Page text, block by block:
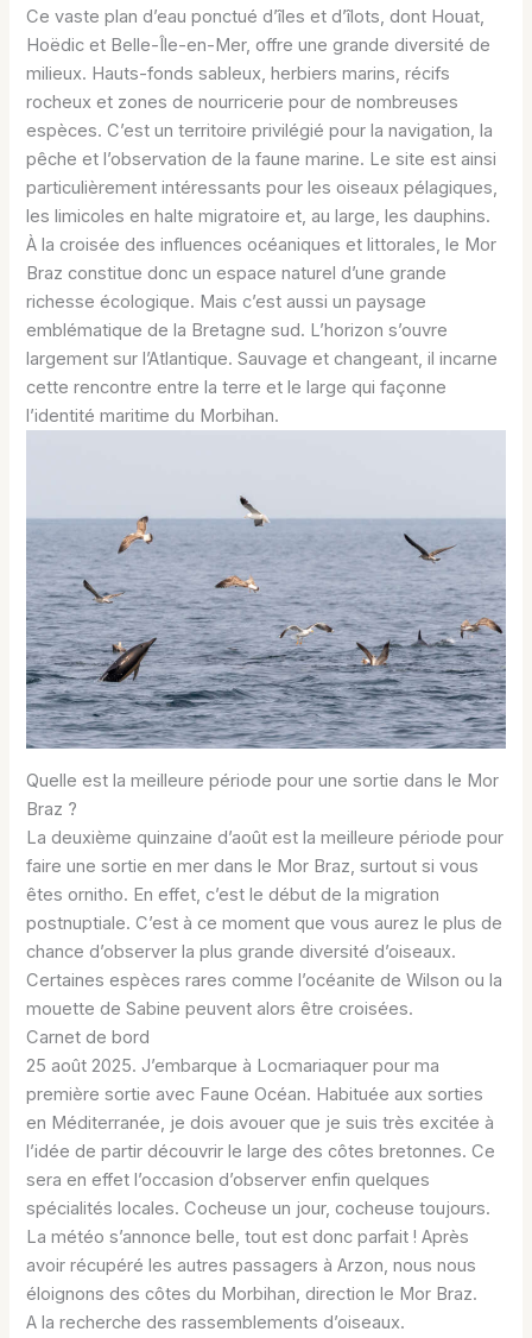
Ce vaste plan d’eau ponctué d’îles et d’îlots, dont Houat,
Hoëdic et Belle-Île-en-Mer, offre une grande diversité de
milieux. Hauts-fonds sableux, herbiers marins, récifs
rocheux et zones de nourricerie pour de nombreuses
espèces. C’est un territoire privilégié pour la navigation, la
pêche et l’observation de la faune marine. Le site est ainsi
particulièrement intéressants pour les oiseaux pélagiques,
les limicoles en halte migratoire et, au large, les dauphins.
À la croisée des influences océaniques et littorales, le Mor
Braz constitue donc un espace naturel d’une grande
richesse écologique. Mais c’est aussi un paysage
emblématique de la Bretagne sud. L’horizon s’ouvre
largement sur l’Atlantique. Sauvage et changeant, il incarne
cette rencontre entre la terre et le large qui façonne
l’identité maritime du Morbihan.
Quelle est la meilleure période pour une sortie dans le Mor
Braz ?
La deuxième quinzaine d’août est la meilleure période pour
faire une sortie en mer dans le Mor Braz, surtout si vous
êtes ornitho. En effet, c’est le début de la migration
postnuptiale. C’est à ce moment que vous aurez le plus de
chance d’observer la plus grande diversité d’oiseaux.
Certaines espèces rares comme l’océanite de Wilson ou la
mouette de Sabine peuvent alors être croisées.
Carnet de bord
25 août 2025. J’embarque à Locmariaquer pour ma
première sortie avec Faune Océan. Habituée aux sorties
en Méditerranée, je dois avouer que je suis très excitée à
l’idée de partir découvrir le large des côtes bretonnes. Ce
sera en effet l’occasion d’observer enfin quelques
spécialités locales. Cocheuse un jour, cocheuse toujours.
La météo s’annonce belle, tout est donc parfait ! Après
avoir récupéré les autres passagers à Arzon, nous nous
éloignons des côtes du Morbihan, direction le Mor Braz.
A la recherche des rassemblements d’oiseaux.